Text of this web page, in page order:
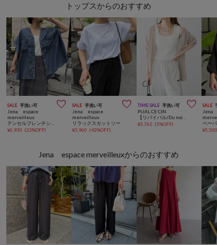
トップスからのおすすめ
SALE 手洗い可 
Jena espace
merveilleux
¥6,930 (22%OFF)
SALE 手洗い可 
Jena espace
merveilleux
リラックスカットソー
¥3,960 (42%OFF)
TIME SALE 手洗い可 
PUAL CE CIN
¥3,762 (5%OFF)
SALE
Jena
¥
Jena espace merveilleuxからのおすすめ